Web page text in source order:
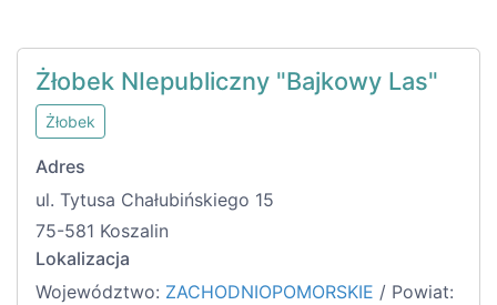
Żłobek NIepubliczny "Bajkowy Las"
Żłobek
Adres
ul. Tytusa Chałubińskiego 15
75-581 Koszalin
Lokalizacja
Województwo: ZACHODNIOPOMORSKIE / Powiat: